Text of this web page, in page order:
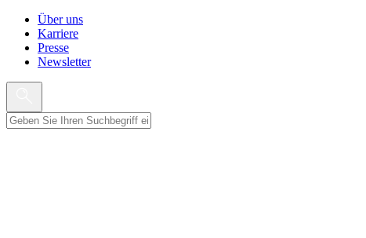
Über uns
Karriere
Presse
Newsletter